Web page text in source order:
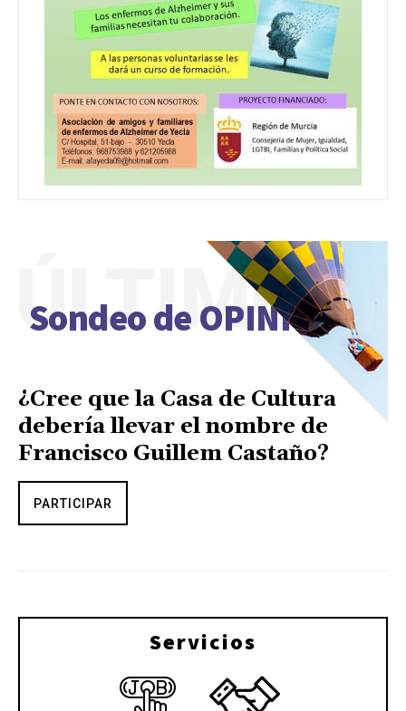
Sondeo de OPINIÓN
ÚLTIMO
¿Cree que la Casa de Cultura
debería llevar el nombre de
Francisco Guillem Castaño?
PARTICIPAR
Servicios